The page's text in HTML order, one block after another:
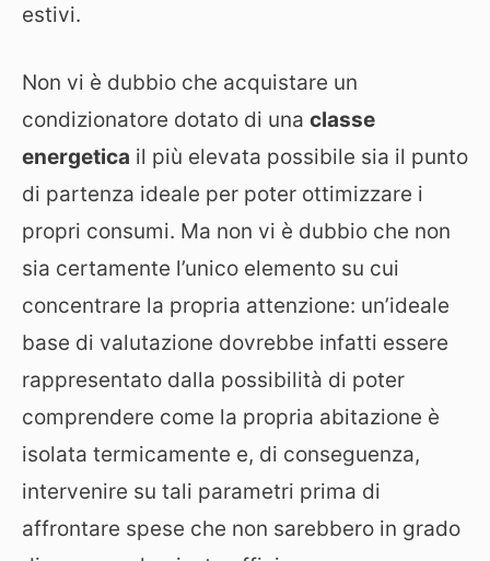
estivi.
Non vi è dubbio che acquistare un
condizionatore dotato di una classe
energetica il più elevata possibile sia il punto
di partenza ideale per poter ottimizzare i
propri consumi. Ma non vi è dubbio che non
sia certamente l’unico elemento su cui
concentrare la propria attenzione: un’ideale
base di valutazione dovrebbe infatti essere
rappresentato dalla possibilità di poter
comprendere come la propria abitazione è
isolata termicamente e, di conseguenza,
intervenire su tali parametri prima di
affrontare spese che non sarebbero in grado